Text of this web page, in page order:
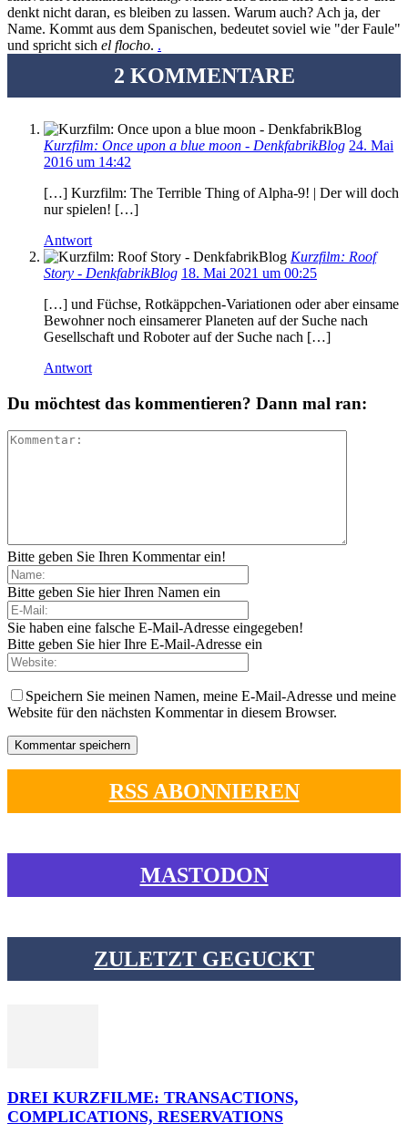
denkt nicht daran, es bleiben zu lassen. Warum auch? Ach ja, der
Name. Kommt aus dem Spanischen, bedeutet soviel wie "der Faule"
und spricht sich el flocho. .
2 KOMMENTARE
Kurzfilm: Once upon a blue moon - DenkfabrikBlog 24. Mai
2016 um 14:42
[…] Kurzfilm: The Terrible Thing of Alpha-9! | Der will doch
nur spielen! […]
Antwort
Kurzfilm: Roof
Story - DenkfabrikBlog 18. Mai 2021 um 00:25
[…] und Füchse, Rotkäppchen-Variationen oder aber einsame
Bewohner noch einsamerer Planeten auf der Suche nach
Gesellschaft und Roboter auf der Suche nach […]
Antwort
Du möchtest das kommentieren? Dann mal ran:
Bitte geben Sie Ihren Kommentar ein!
Bitte geben Sie hier Ihren Namen ein
Sie haben eine falsche E-Mail-Adresse eingegeben!
Bitte geben Sie hier Ihre E-Mail-Adresse ein
Speichern Sie meinen Namen, meine E-Mail-Adresse und meine
Website für den nächsten Kommentar in diesem Browser.
RSS ABONNIEREN
MASTODON
ZULETZT GEGUCKT
DREI KURZFILME: TRANSACTIONS,
COMPLICATIONS, RESERVATIONS